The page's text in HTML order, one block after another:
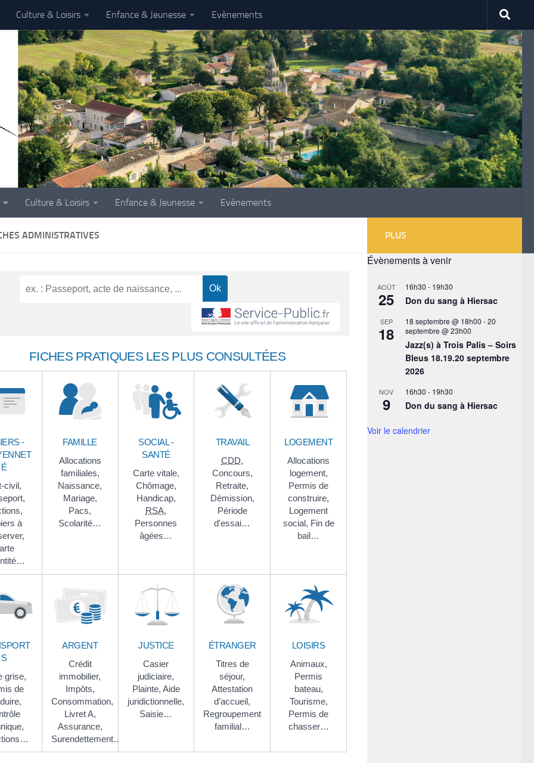
Culture & Loisirs Enfance & Jeunesse Evènements
Culture & Loisirs Enfance & Jeunesse Evènements
ADMINISTRATIVES
FICHES PRATIQUES LES PLUS CONSULTÉES
-
É
civil,
à
FAMILLE
Allocations
familiales,
Naissance,
Mariage,
Pacs,
Scolarité…
SOCIAL -
SANTÉ
Carte vitale,
Chômage,
Handicap,
RSA,
Personnes
âgées…
TRAVAIL
CDD,
Concours,
Retraite,
Démission,
Période
d'essai…
LOGEMENT
Allocations
logement,
Permis de
construire,
Logement
social, Fin de
bail…
S
grise,
de
ARGENT
Crédit
immobilier,
Impôts,
Consommation,
Livret A,
Assurance,
Surendettement…
JUSTICE
Casier
judiciaire,
Plainte, Aide
juridictionnelle,
Saisie…
ÉTRANGER
Titres de
séjour,
Attestation
d’accueil,
Regroupement
familial…
LOISIRS
Animaux,
Permis
bateau,
Tourisme,
Permis de
chasser…
PLUS
Évènements à venir
AOÛT
25
16h30 - 19h30
Don du sang à Hiersac
SEP
18
18 septembre @ 18h00 -20
septembre @ 23h00
Jazz(s) à Trois Palis – Soirs
Bleus 18.19.20 septembre
2026
NOV
9
16h30 - 19h30
Don du sang à Hiersac
Voir le calendrier